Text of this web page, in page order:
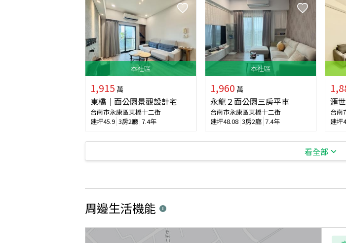
本社區
1,915 萬
東橋｜面公園景觀設計宅
台南市永康區東橋十二街
建坪45.9 3房2廳 7.4年
本社區
1,960 萬
永龍２面公園三房平車
台南市永康區東橋十二街
建坪48.08 3房2廳 7.4年
滙
台南
建坪
看全部
周邊生活機能